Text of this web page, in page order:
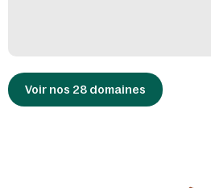
Voir nos 28 domaines